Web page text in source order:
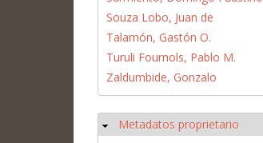
Souza Lobo, Juan de
Talamón, Gastón O.
Turuli Fournols, Pablo M.
Zaldumbide, Gonzalo
Ocultar
Metadatos proprietario